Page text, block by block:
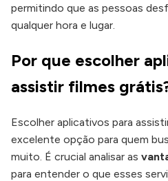
permitindo que as pessoas
qualquer hora e lugar.
Por que escolher
assistir filmes
Escolher aplicativos para
excelente opção para quem
muito. É crucial analisar as
para entender o que esses